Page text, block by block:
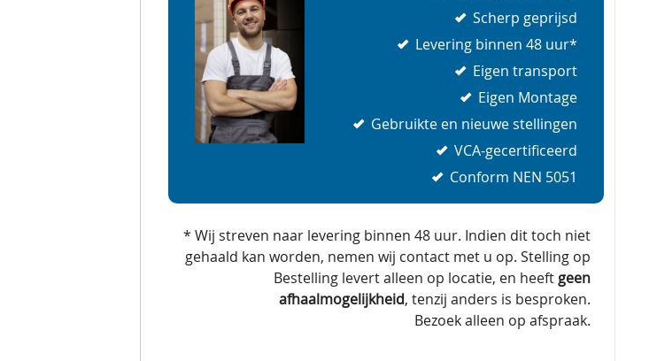
Scherp geprijsd
Levering binnen 48 uur*
Eigen transport
Eigen Montage
Gebruikte en nieuwe stellingen
VCA-gecertificeerd
Conform NEN 5051
* Wij streven naar levering binnen 48 uur. Indien dit toch niet
gehaald kan worden, nemen wij contact met u op. Stelling op
Bestelling levert alleen op locatie, en heeft geen
afhaalmogelijkheid, tenzij anders is besproken.
Bezoek alleen op afspraak.